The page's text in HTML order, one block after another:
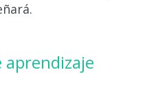
aprendizaje